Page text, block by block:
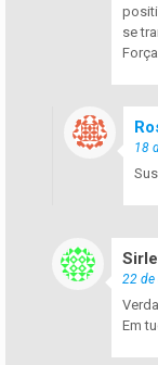
se
18
22 de
Em